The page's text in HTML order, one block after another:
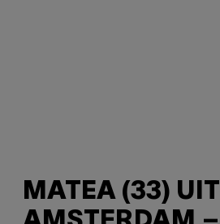
MATEA (33) UIT